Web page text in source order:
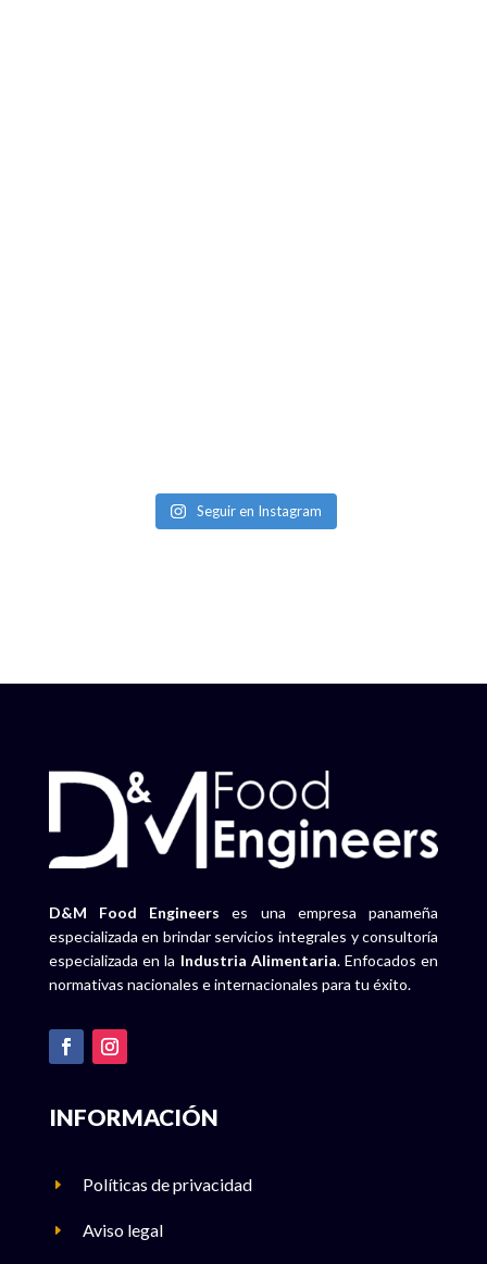
Seguir en Instagram
D&M Food Engineers es una empresa panameña
especializada en brindar servicios integrales y consultoría
especializada en la Industria Alimentaria. Enfocados en
normativas nacionales e internacionales para tu éxito.
INFORMACIÓN
E Políticas de privacidad
E Aviso legal